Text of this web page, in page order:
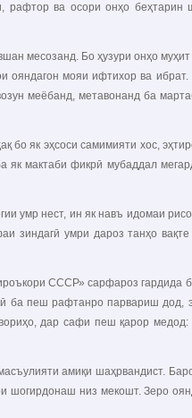
рафтор ва осори онҳо беҳтарин
месозанд. Бо ҳузури онҳо муҳит
ояндагон мояи ифтихор ва ибрат.
меёбанд, метавонанд ба
як эҳсоси самимияти хос,
як мактаби фикрӣ мубаддал
умр нест, ин як навъ идомаи
зиндагӣ умри дароз танҳо
СССР» сарфароз гардида
ба пеш рафтанро парвариш дод,
дар сафи пеш қарор медод:
амиқи шаҳрвандист.
шогирдонаш низ мекошт. Зеро